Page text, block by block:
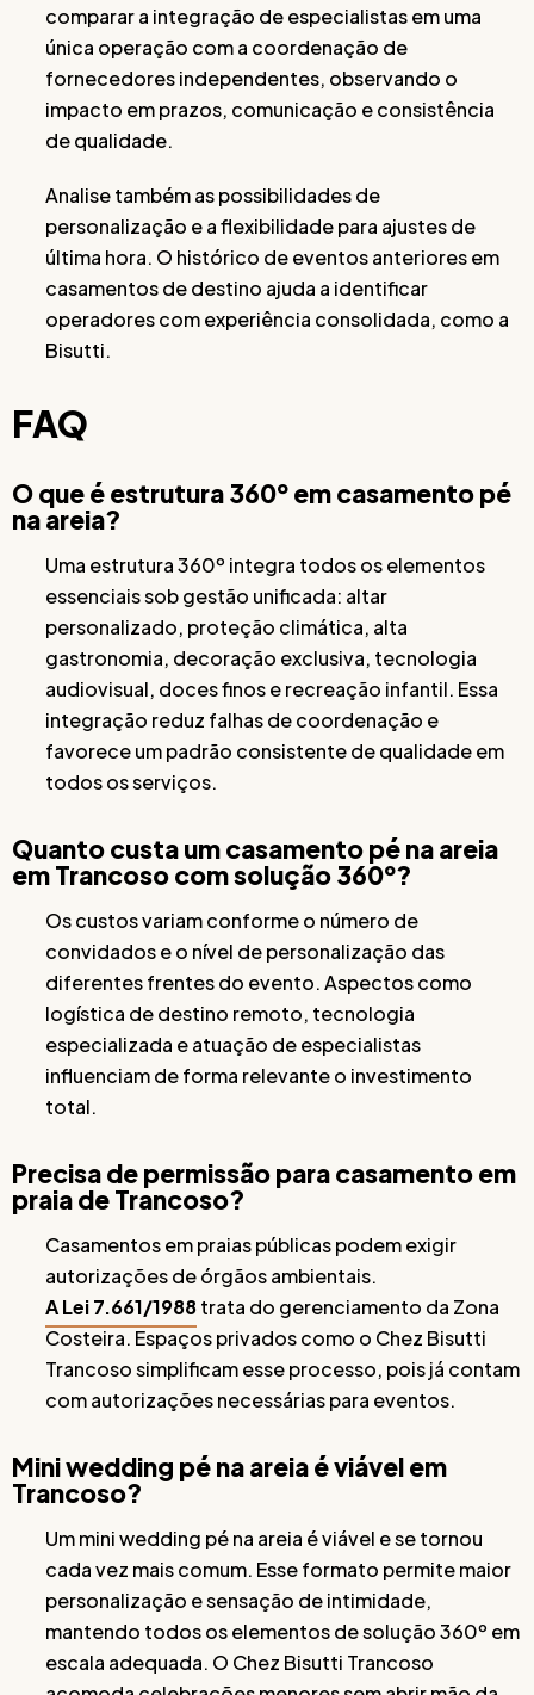
comparar a integração de especialistas em uma
única operação com a coordenação de
fornecedores independentes, observando o
impacto em prazos, comunicação e consistência
de qualidade.
Analise também as possibilidades de
personalização e a flexibilidade para ajustes de
última hora. O histórico de eventos anteriores em
casamentos de destino ajuda a identificar
operadores com experiência consolidada, como a
Bisutti.
FAQ
O que é estrutura 360º em casamento pé
na areia?
Uma estrutura 360º integra todos os elementos
essenciais sob gestão unificada: altar
personalizado, proteção climática, alta
gastronomia, decoração exclusiva, tecnologia
audiovisual, doces finos e recreação infantil. Essa
integração reduz falhas de coordenação e
favorece um padrão consistente de qualidade em
todos os serviços.
Quanto custa um casamento pé na areia
em Trancoso com solução 360º?
Os custos variam conforme o número de
convidados e o nível de personalização das
diferentes frentes do evento. Aspectos como
logística de destino remoto, tecnologia
especializada e atuação de especialistas
influenciam de forma relevante o investimento
total.
Precisa de permissão para casamento em
praia de Trancoso?
Casamentos em praias públicas podem exigir
autorizações de órgãos ambientais.
A Lei 7.661/1988trata do gerenciamento da Zona
Costeira. Espaços privados como o Chez Bisutti
Trancoso simplificam esse processo, pois já contam
com autorizações necessárias para eventos.
Mini wedding pé na areia é viável em
Trancoso?
Um mini wedding pé na areia é viável e se tornou
cada vez mais comum. Esse formato permite maior
personalização e sensação de intimidade,
mantendo todos os elementos de solução 360º em
escala adequada. O Chez Bisutti Trancoso